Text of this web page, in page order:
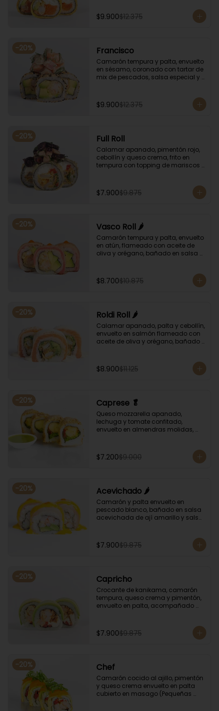
$9.900$12.375
-20% Francisco
Camarón tempura y palta, envuelto
en sésamo, coronado con tartar de
mix de pescados, salsa especial y
$9.900$12.375
-20% Full Roll
Calamar apanado, pimentón rojo,
cebollín y queso crema, frito en
tempura con topping de mariscos
$7.900$9.875
-20% Vasco Roll 🌶️
Camarón tempura y palta, envuelto
en atún, flameado con aceite de
oliva y orégano, bañado en salsa
$8.700$10.875
-20% Roldi Roll 🌶️
Calamar apanado, palta y cebollín,
envuelto en salmón flameado con
aceite de oliva y orégano, bañado
$8.900$11.125
-20% Caprese 🥬
Queso mozzarella apanado,
lechuga y tomate confitado,
envuelto en almendras molidas,
$7.200$9.000
-20% Acevichado 🌶️
Camarón y palta envuelto en
pescado blanco, bañado en salsa
acevichada de ají amarillo y salsa
$7.900$9.875
-20% Capricho
Crocante de kanikama, camarón
tempura, queso crema y pimentón,
envuelto en palta, acompañado
$7.900$9.875
-20% Chef
Camarón cocido al ajillo, pimentón
y queso crema envuelto en palta
cubierto en masago (Pequeñas